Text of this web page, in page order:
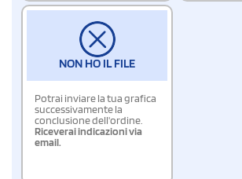
NON HO IL FILE
Potrai inviare la tua grafica
successivamente la
conclusione dell'ordine.
Riceverai indicazioni via
email.